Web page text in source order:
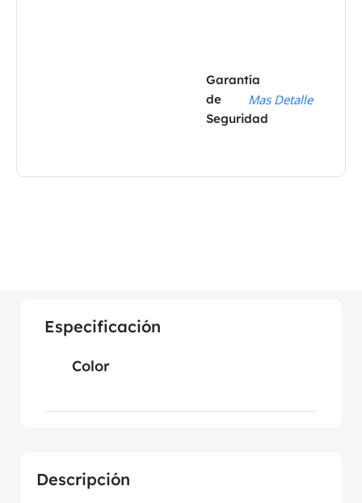
Garantía
de
Seguridad
Mas Detalle
Descripción
Especificación
Color